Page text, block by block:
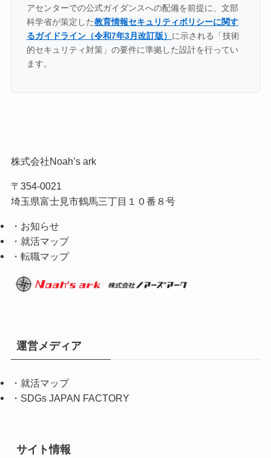
アセンターでの公式ガイダンスへの配備を前提に、文部
科学省が策定した教育情報セキュリティポリシーに関す
るガイドライン（令和7年3月改訂版） に示される「技術
的セキュリティ対策」の要件に準拠した設計を行ってい
ます。
株式会社Noah’s ark
〒354-0021
埼玉県富士見市鶴馬三丁目１０番８号
・お知らせ
・就活マップ
・転職マップ
運営メディア
・ 就活マップ
・ SDGs JAPAN FACTORY
サイト情報